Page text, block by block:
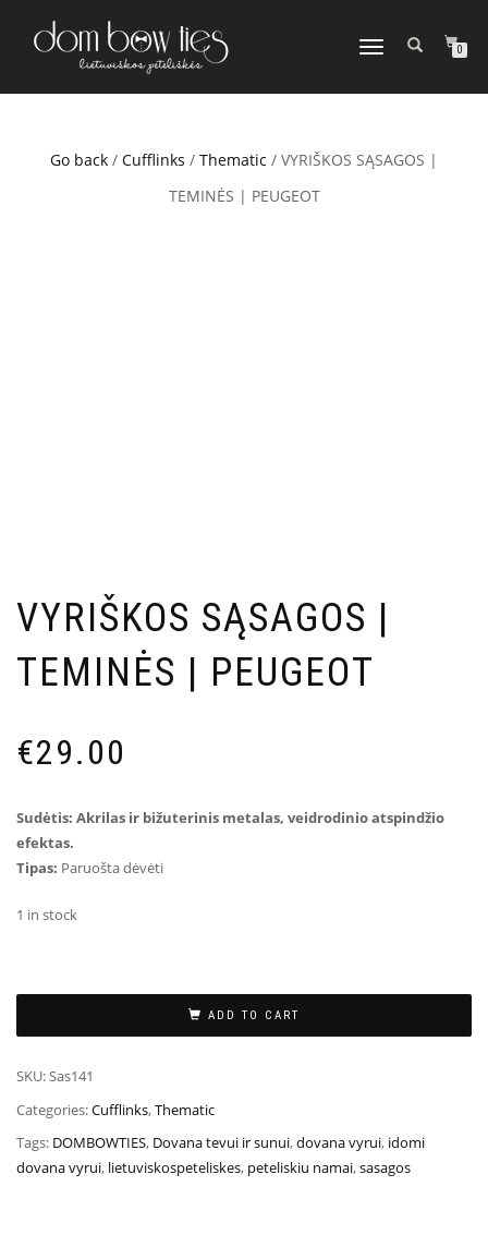
TOGGLE
0
Go back / Cufflinks / Thematic / VYRIŠKOS SĄSAGOS |
TEMINĖS | PEUGEOT
VYRIŠKOS SĄSAGOS |
TEMINĖS | PEUGEOT
€29.00
Sudėtis: Akrilas ir bižuterinis metalas, veidrodinio atspindžio
efektas.
Tipas: Paruošta dėvėti
1 in stock
ADD TO CART
SKU:Sas141
Categories:Cufflinks,Thematic
Tags: DOMBOWTIES, Dovana tevui ir sunui,dovana vyrui, idomi
dovana vyrui, lietuviskospeteliskes, peteliskiu namai,sasagos